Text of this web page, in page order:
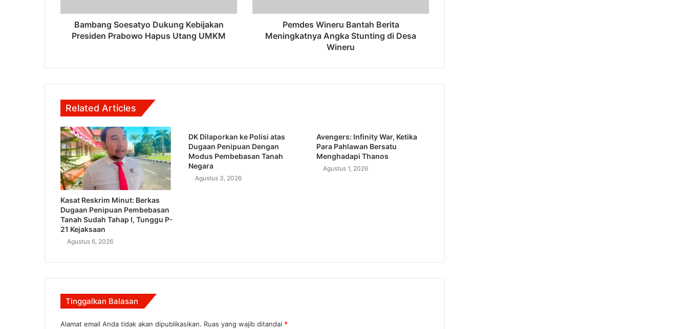
Bambang Soesatyo Dukung Kebijakan
Presiden Prabowo Hapus Utang UMKM
Pemdes Wineru Bantah Berita
Meningkatnya Angka Stunting di Desa
Wineru
Related Articles
Kasat Reskrim Minut: Berkas
Dugaan Penipuan Pembebasan
Tanah Sudah Tahap I, Tunggu P-
21 Kejaksaan
Agustus 6, 2026
DK Dilaporkan ke Polisi atas
Dugaan Penipuan Dengan
Modus Pembebasan Tanah
Negara
Agustus 3, 2026
Avengers: Infinity War, Ketika
Para Pahlawan Bersatu
Menghadapi Thanos
Agustus 1, 2026
Tinggalkan Balasan
Alamat email Anda tidak akan dipublikasikan. Ruas yang wajib ditandai *